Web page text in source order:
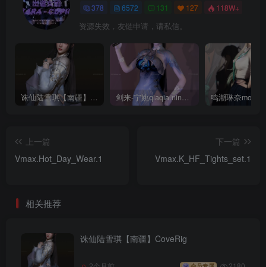
378 6572 131 127 118W+
资源失效，友链申请，请私信。
诛仙陆雪琪【南疆】CoveRig 剑来-宁姚qiaqia.ningyao-re.1
上一篇
Vmax.Hot_Day_Wear.1
下一篇
Vmax.K_HF_Tights_set.1
相关推荐
诛仙陆雪琪【南疆】CoveRig